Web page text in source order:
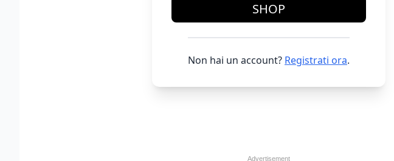
SHOP
Non hai un account? Registrati ora.